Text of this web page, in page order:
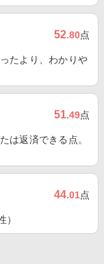
52.80点
たより、わかりや
51.49点
は返済できる点。
44.01点